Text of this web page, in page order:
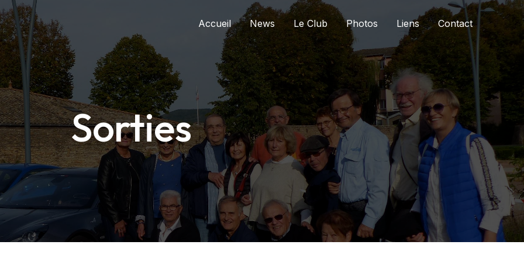
Accueil News Le Club Photos Liens Contact
Sorties